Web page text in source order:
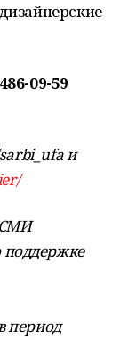
09-59
и
СМИ
период